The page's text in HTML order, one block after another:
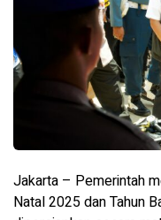
Jakarta – Pemerintah
Natal 2025 dan Tahun